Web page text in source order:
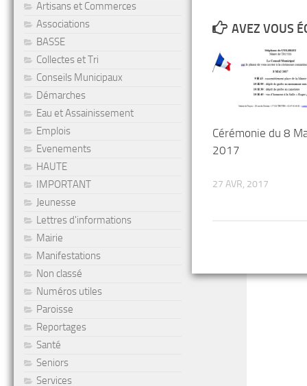
AVEZ VOUS
Cérémonie du 8
2017
27 AVR, 2017
Artisans et Commerces
Associations
BASSE
Collectes et Tri
Conseils Municipaux
Démarches
Eau et Assainissement
Emplois
Evenements
HAUTE
IMPORTANT
Jeunesse
Lettres d'informations
Mairie
Manifestations
Non classé
Numéros utiles
Paroisse
Reportages
Santé
Seniors
Services